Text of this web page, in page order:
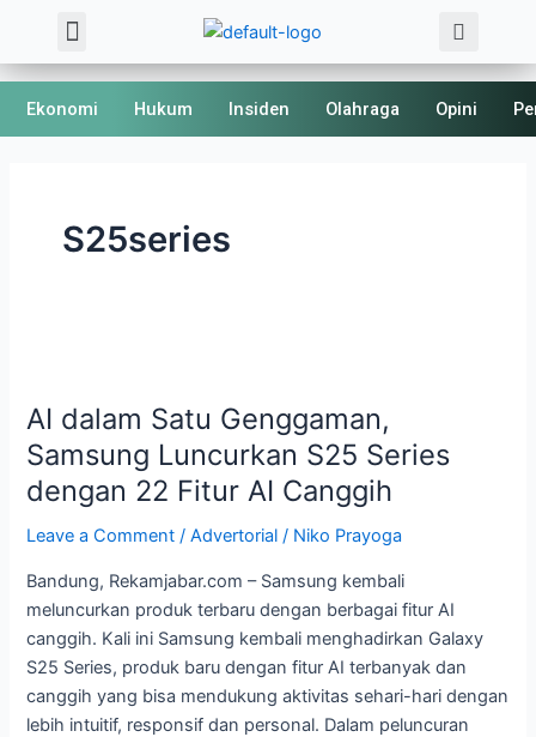
content
Menu
Ekonomi Hukum Insiden Olahraga Opini
S25series
AI dalam Satu Genggaman,
Samsung Luncurkan S25 Series
dengan 22 Fitur AI Canggih
Leave a Comment /Advertorial / Niko Prayoga
Bandung, Rekamjabar.com – Samsung kembali
meluncurkan produk terbaru dengan berbagai fitur AI
canggih. Kali ini Samsung kembali menghadirkan Galaxy
S25 Series, produk baru dengan fitur AI terbanyak dan
canggih yang bisa mendukung aktivitas sehari-hari dengan
lebih intuitif, responsif dan personal. Dalam peluncuran
Satu
Genggaman,
Samsung
Luncurkan
S25
dengan
22
Fitur
AI
Canggih